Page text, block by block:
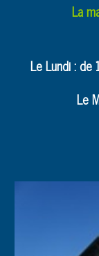
La
Le Lundi :
Le